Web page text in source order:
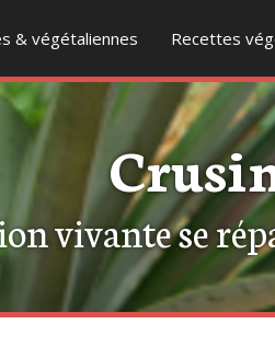
& végétaliennes Recettes
vivante se